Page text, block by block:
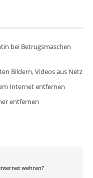
bei Betrugsmaschen
Bildern, Videos aus Netz
Internet entfernen
entfernen
wehren?